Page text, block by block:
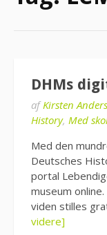
DHMs
afKirsten
History, Med
Med den
Deutsches
portal
museum
viden stilles
videre]